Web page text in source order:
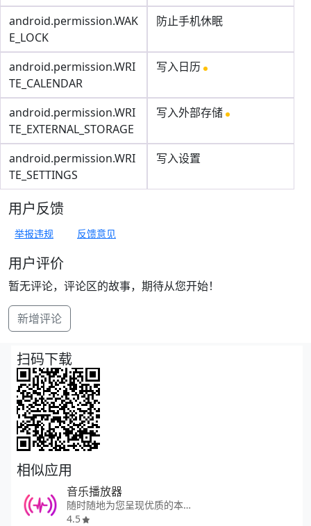
android.permission.WAK
E_LOCK
防止手机休眠
android.permission.WRI
TE_CALENDAR
写入日历
android.permission.WRI
TE_EXTERNAL_STORAGE
写入外部存储
android.permission.WRI
TE_SETTINGS
写入设置
用户反馈
举报违规 反馈意见
用户评价
暂无评论，评论区的故事，期待从您开始！
新增评论
扫码下载
相似应用
音乐播放器
随时随地为您呈现优质的本地音乐
4.5